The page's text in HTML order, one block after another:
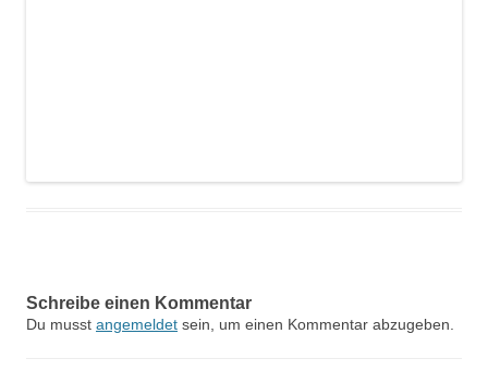
Schreibe einen Kommentar
Du musst angemeldet sein, um einen Kommentar abzugeben.